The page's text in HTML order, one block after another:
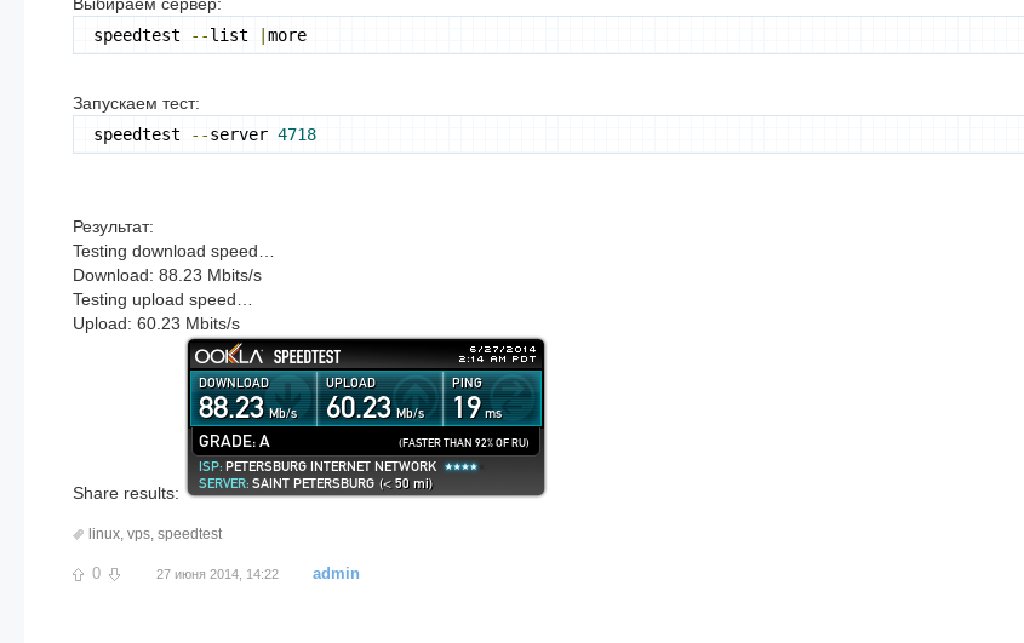
speedtest
--list |more
Запускаем тест:
speedtest
--server 4718
Результат:
Testing download speed…
Download: 88.23 Mbits/s
Testing upload speed…
Upload: 60.23 Mbits/s
Share results:
linux, vps, speedtest
0 27 июня 2014, 14:22 admin